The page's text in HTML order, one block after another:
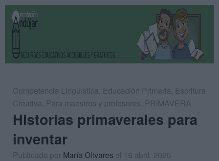
Competencia Lingüística, Educación Primaria, Escritura
Creativa, Para maestros y profesores, PRIMAVERA
Historias primaverales para
inventar
Publicado por María Olivares el 16 abril, 2025